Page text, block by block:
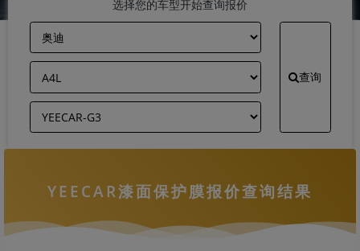
选择您的车型开始查询报价
查询
YEECAR漆面保护膜报价查询结果